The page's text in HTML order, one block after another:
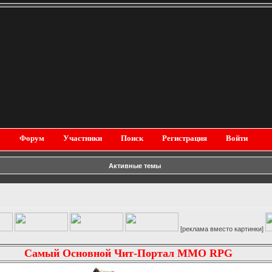
Форум Участники Поиск Регистрация Войти
Активные темы
[реклама вместо картинки]
Самый Основной Чит-Портал MMO RPG